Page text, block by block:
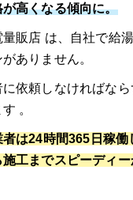
高くなる傾向に。
販店 は、自社で給
ありません。
依頼しなければな
。
は24時間365日稼働
施工までスピーディ